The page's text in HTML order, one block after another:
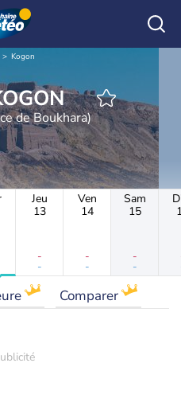
Kogon
KOGON
de Boukhara)
Jeu
13
-
-
Ven
14
-
-
Sam
15
-
-
Comparer